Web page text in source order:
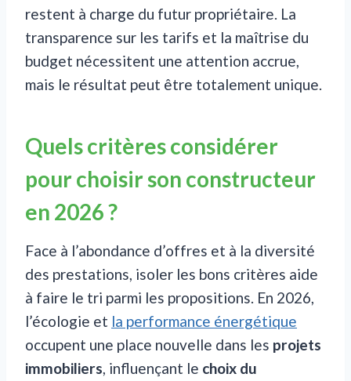
restent à charge du futur propriétaire. La
transparence sur les tarifs et la maîtrise du
budget nécessitent une attention accrue,
mais le résultat peut être totalement unique.
Quels critères considérer
pour choisir son constructeur
en 2026 ?
Face à l’abondance d’offres et à la diversité
des prestations, isoler les bons critères aide
à faire le tri parmi les propositions. En 2026,
l’écologie et la performance énergétique
occupent une place nouvelle dans les projets
immobiliers, influençant le choix du